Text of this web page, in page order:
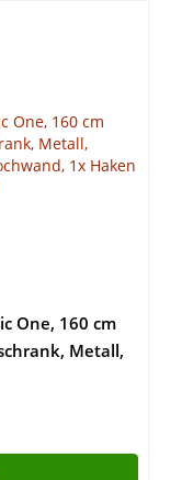
One, 160 cm
Metall,
1x